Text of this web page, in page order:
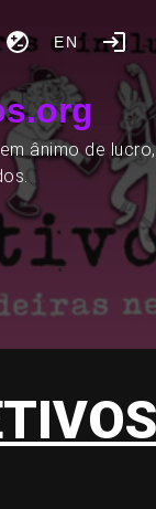
EN
ânimo de lucro,